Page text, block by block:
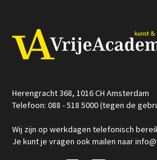
Herengracht 368, 1016 CH Amsterdam
Telefoon: 088 - 518 5000 (tegen de
Wij zijn op werkdagen telefonisch
Je kunt je vragen ook mailen naar